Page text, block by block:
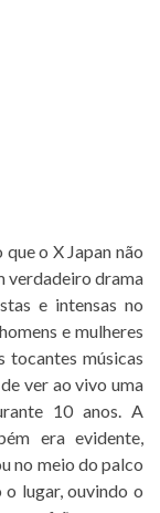
o X Japan não
verdadeiro drama
e intensas no
e mulheres
tocantes músicas
ver ao vivo uma
10 anos. A
era evidente,
no meio do palco
lugar, ouvindo o